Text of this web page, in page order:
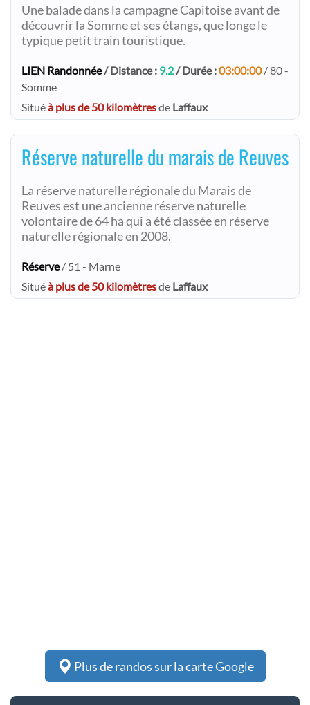
Une balade dans la campagne Capitoise avant de
découvrir la Somme et ses étangs, que longe le
typique petit train touristique.
LIEN Randonnée/ Distance : 9.2/ Durée :03:00:00/ 80 -
Somme
Situéà plus de 50 kilomètresde Laffaux
Réserve naturelle du marais de Reuves
La réserve naturelle régionale du Marais de
Reuves est une ancienne réserve naturelle
volontaire de 64 ha qui a été classée en réserve
naturelle régionale en 2008.
Réserve/ 51 - Marne
Situéà plus de 50 kilomètresde Laffaux
Plus de randos sur la carte Google